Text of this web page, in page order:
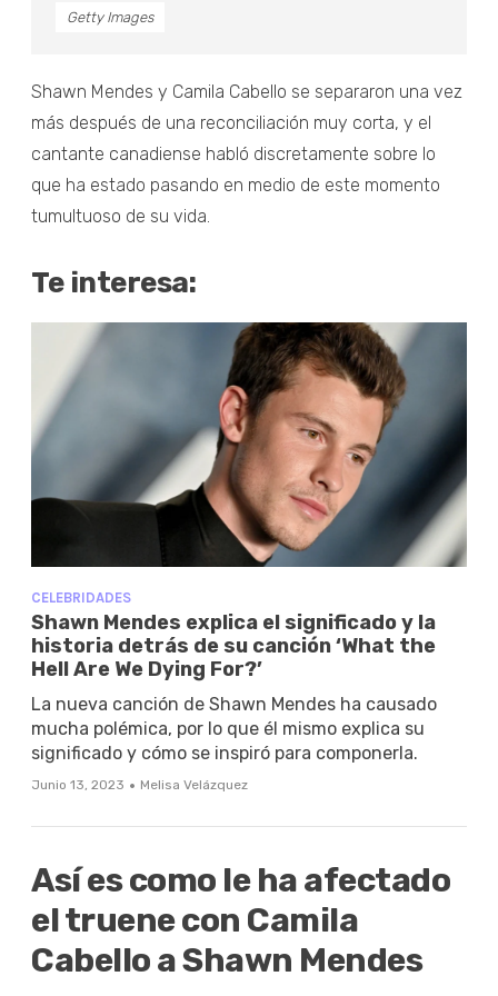
Getty Images
Shawn Mendes y Camila Cabello se separaron una vez
más después de una reconciliación muy corta, y el
cantante canadiense habló discretamente sobre lo
que ha estado pasando en medio de este momento
tumultuoso de su vida.
Te interesa:
CELEBRIDADES
Shawn Mendes explica el significado y la
historia detrás de su canción ‘What the
Hell Are We Dying For?’
La nueva canción de Shawn Mendes ha causado
mucha polémica, por lo que él mismo explica su
significado y cómo se inspiró para componerla.
Junio 13, 2023 · Melisa Velázquez
Así es como le ha afectado
el truene con Camila
Cabello a Shawn Mendes